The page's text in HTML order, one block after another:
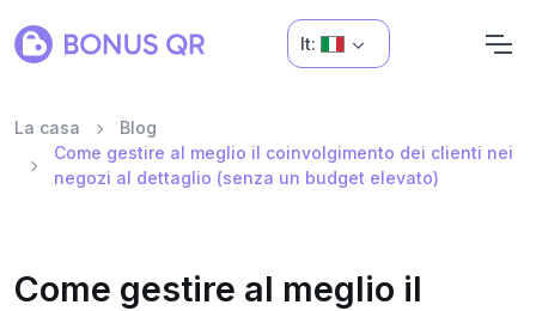
It:
La casa
Blog
Come gestire al meglio il coinvolgimento dei clienti nei
negozi al dettaglio (senza un budget elevato)
Come gestire al meglio il